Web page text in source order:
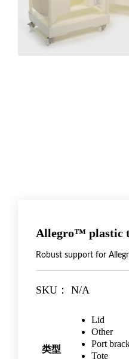
Allegro™ plastic
Robust support for
SKU： N/A
类型
Lid
Other
Port
Tote